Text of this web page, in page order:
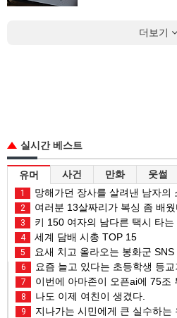
더보기
실시간 베스트
유머 사건 만화 웃썰
1 망해가던 장사를 살려낸 남자의 소
2 여러분 13살짜리가 복싱 좀 배웠다
3 키 150 여자의 남다른 택시 타
4 세계 담배 시총 TOP 15
5 요새 치고 올라오는 봉화군 SNS
6 요즘 늘고 있다는 초등학생 등
7 이번에 아마존이 오픈ai에 75조
8 나도 이제 여친이 생겼다.
9 지나가는 시민에게 큰 실수하는